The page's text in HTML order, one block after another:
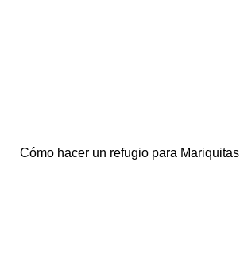
Cómo hacer un refugio para Mariquitas